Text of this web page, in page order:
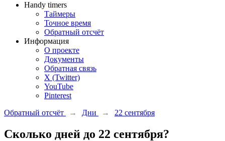
Handy timers
Таймеры
Точное время
Обратный отсчёт
Информация
О проекте
Документы
Обратная связь
X (Twitter)
YouTube
Pinterest
Обратный отсчёт
→ Дни → 22 сентября
Сколько дней до 22 сентября?